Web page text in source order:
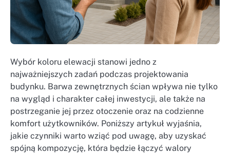
Wybór koloru elewacji stanowi jedno z
najważniejszych zadań podczas projektowania
budynku. Barwa zewnętrznych ścian wpływa nie tylko
na wygląd i charakter całej inwestycji, ale także na
postrzeganie jej przez otoczenie oraz na codzienne
komfort użytkowników. Poniższy artykuł wyjaśnia,
jakie czynniki warto wziąć pod uwagę, aby uzyskać
spójną kompozycję, która będzie łączyć walory